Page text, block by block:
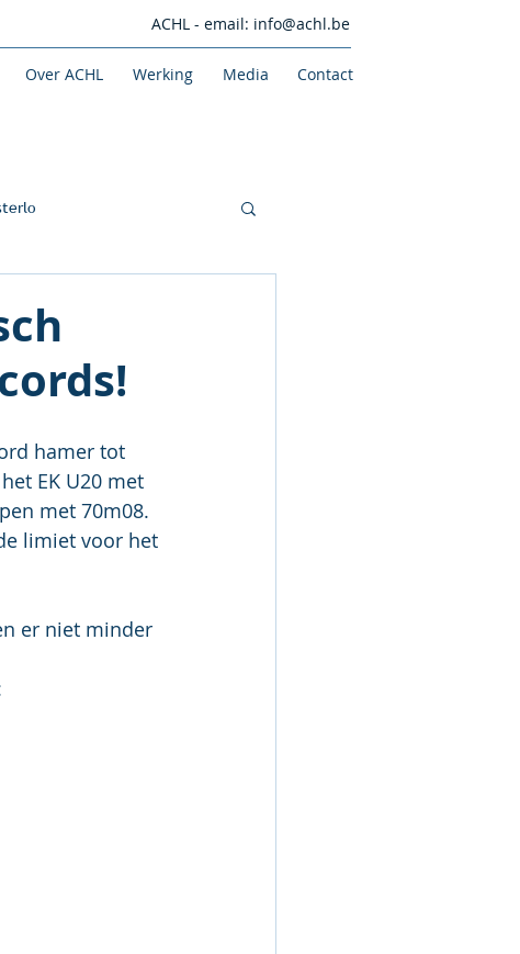
ACHL - email: info@achl.be
Over ACHL Werking Media Contact
hamer tot
EK U20 met
met 70m08.
limiet voor het